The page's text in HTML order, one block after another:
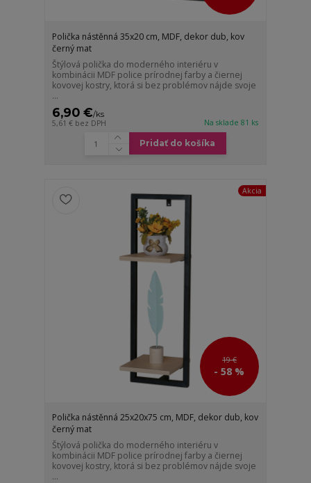
Polička nástěnná 35x20 cm, MDF, dekor dub, kov
černý mat
Štýlová polička do moderného interiéru v
kombinácii MDF police prírodnej farby a čiernej
kovovej kostry, ktorá si bez problémov nájde svoje
...
6,90 €/ks
5,61 € bez DPH Na sklade 81 ks
Pridať do košíka
Akcia
19 €
- 58 %
Polička nástěnná 25x20x75 cm, MDF, dekor dub, kov
černý mat
Štýlová polička do moderného interiéru v
kombinácii MDF police prírodnej farby a čiernej
kovovej kostry, ktorá si bez problémov nájde svoje
...